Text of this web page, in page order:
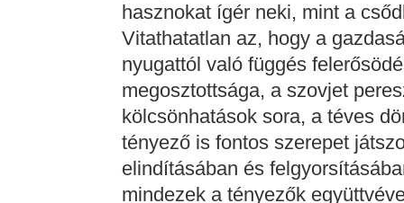
hasznokat ígér neki, mint a
Vitathatatlan az, hogy a
nyugattól való függés
megosztottsága, a szovjet
kölcsönhatások sora, a téves
tényező is fontos szerepet
elindításában és
mindezek a tényezők